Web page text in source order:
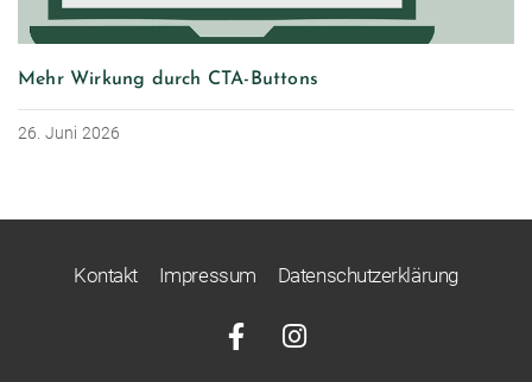
Mehr Wirkung durch CTA-Buttons
26. Juni 2026
Kontakt Impressum Datenschutzerklärung